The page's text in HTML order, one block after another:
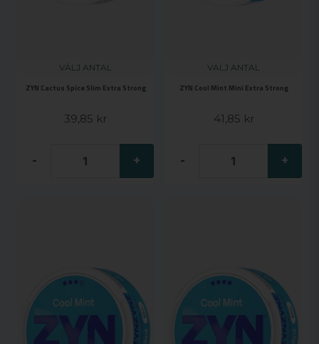
VÄLJ ANTAL
ZYN Cactus Spice Slim Extra Strong
39,85 kr
- +
VÄLJ ANTAL
ZYN Cool Mint Mini Extra Strong
41,85 kr
- +